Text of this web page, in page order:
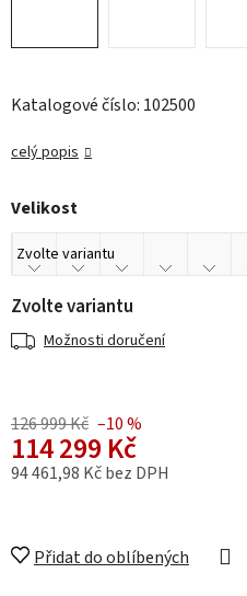
Katalogové číslo: 102500
celý popis
Velikost
Zvolte variantu
Možnosti doručení
126 999 Kč –10 %
114 299 Kč
94 461,98 Kč bez DPH
Přidat do oblíbených